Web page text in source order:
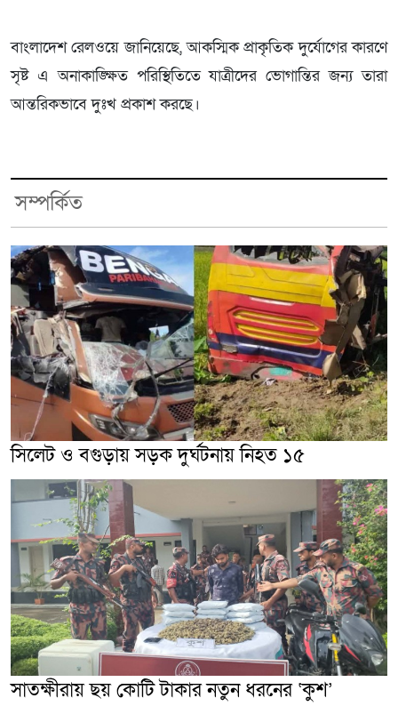
বাংলাদেশ রেলওয়ে জানিয়েছে, আকস্মিক প্রাকৃতিক দুর্যোগের কারণে
সৃষ্ট এ অনাকাঙ্ক্ষিত পরিস্থিতিতে যাত্রীদের ভোগান্তির জন্য তারা
আন্তরিকভাবে দুঃখ প্রকাশ করছে।
সম্পর্কিত
সিলেট ও বগুড়ায় সড়ক দুর্ঘটনায় নিহত ১৫
সাতক্ষীরায় ছয় কোটি টাকার নতুন ধরনের ‘কুশ’